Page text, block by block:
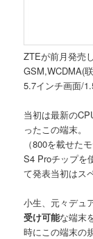
ZTEが前月発売
GSM,WCDMA(
5.7インチ画面/
当初は最新の
ったこの端末。
（800を載せた
S4 Proチップを
て発表当初はス
小生、元々デュ
受け可能な端末
時にこの端末の